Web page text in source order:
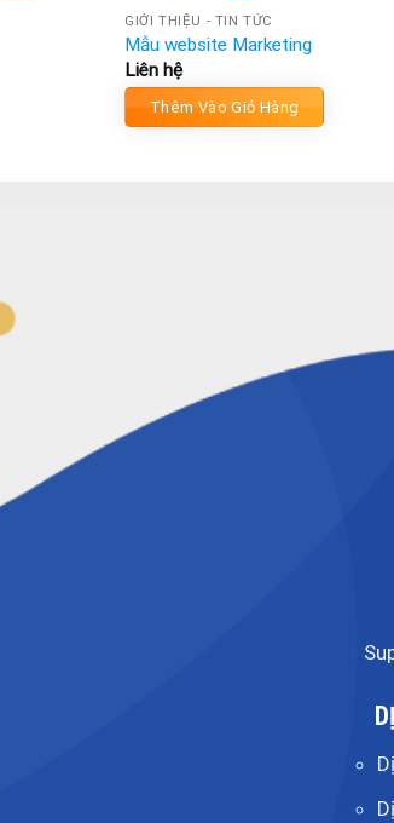
GIỚI THIỆU - TIN TỨC
Mẫu website Marketing
Liên hệ
Thêm Vào Giỏ Hàng